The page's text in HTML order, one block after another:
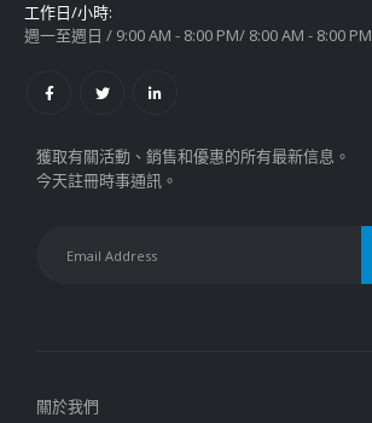
工作日/小時:
週一至週日 / 9:00 AM - 8:00 PM/ 8:00 AM - 8:00 PM
獲取有關活動、銷售和優惠的所有最新信息。
今天註冊時事通訊。
關於我們